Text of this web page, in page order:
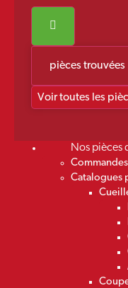
pièces trouvées
Voir toutes les
Nos pièces
Catalogues